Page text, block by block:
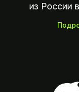
из России